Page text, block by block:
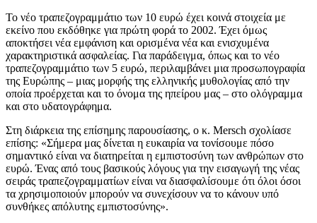
Το νέο τραπεζογραμμάτιο των 10 ευρώ έχει κοινά στοιχεία με
εκείνο που εκδόθηκε για πρώτη φορά το 2002. Έχει όμως
αποκτήσει νέα εμφάνιση και ορισμένα νέα και ενισχυμένα
χαρακτηριστικά ασφαλείας. Για παράδειγμα, όπως και το νέο
τραπεζογραμμάτιο των 5 ευρώ, περιλαμβάνει μια προσωπογραφία
της Ευρώπης – μιας μορφής της ελληνικής μυθολογίας από την
οποία προέρχεται και το όνομα της ηπείρου μας – στο ολόγραμμα
και στο υδατογράφημα.
Στη διάρκεια της επίσημης παρουσίασης, ο κ. Mersch σχολίασε
επίσης: «Σήμερα μας δίνεται η ευκαιρία να τονίσουμε πόσο
σημαντικό είναι να διατηρείται η εμπιστοσύνη των ανθρώπων στο
ευρώ. Ένας από τους βασικούς λόγους για την εισαγωγή της νέας
σειράς τραπεζογραμματίων είναι να διασφαλίσουμε ότι όλοι όσοι
τα χρησιμοποιούν μπορούν να συνεχίσουν να το κάνουν υπό
συνθήκες απόλυτης εμπιστοσύνης».